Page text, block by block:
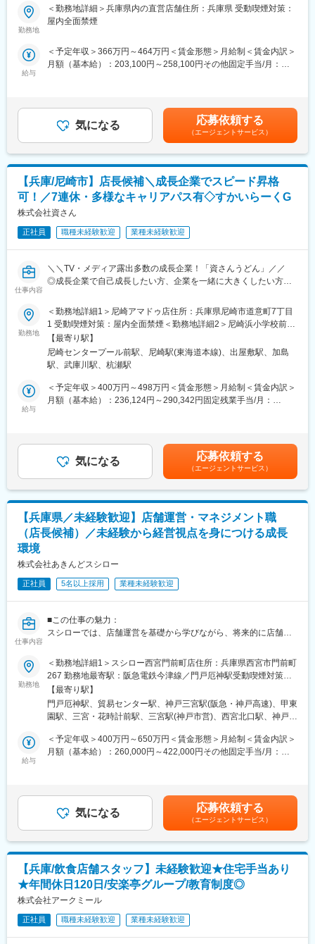
・人事評価：数字だけでは評価しない仕組みとしています。
■当社について：
◎従業員は、日本をはじめ20か国以上の人たちで構成されてお
方々が、食に対する知識と経験を活かして働いています。
◎ゼンショーグループの事業の根幹にあるのが、「マス・マーチ
安定的に提供することを可能にし、食の安全と品質を保証しま
す。
◎当社は、ゼンショーグループの製造会社として、MMDの各工程
変更の範囲：本文参照
■業務内容：
プライム上場コロワイドGが運営、国内外へ400店舗以上展開する
住宅手当や子供手当の手厚い福利厚生や、充実した研修制度、本
部への豊富なキャリアパスなど調理／料理が好きな方であれば必
入社後、4日間の本部研修からスタートし、店舗研修を行います。
その後、キッチン研修を受け、まずは入社60日後の検定合格を目
指します。1年～2年の経験を積み、チーフ、店主とステップアッ
プしていく中で、売上管理・スタッフの育成業務、店舗運営に関
わるマネジメント全般を学び、幅広く活躍して頂きます。
入社時に特別な調理経験・知識は不要です◎
店舗運営や接客サービス、評価方法等が仕組化されており、短期
間で成長いただける環境が整っております。
また、経営の観点から物事を推し進める力やマネジメントスキル
■幅広いキャリアあり：
国内では、複数店舗を統括するスーパーバイザーや教育部門のト
ています。
海外勤務や海外店舗の立ち上げに関わることも可能です。また、
独立支援制度を利用して、オーナー経営者になる道もあります。
■モデル年収：
年収550万円／35歳／SV／入社8年
年収450万円／28歳／店長／入社3年
年収400万円／25歳／チーフ／入社2年
・産前・産後休暇・育児休暇 ※取得実績あり
・5日以上の連続休暇取得可能
います。大戸屋NY店も、ミシュランガイドNYで4年連続紹介され
るほどです。
◎当社は健康経営優良法人に認定されお客様、従業員とその家族
健康経営宣言」を制定。さらなる健康経営推進のため、健康に関
勤務地
＜勤務地詳細＞兵庫県内の直営店舗住所：兵庫県 受動喫煙対策：
屋内全面禁煙
給与
＜予定年収＞366万円～464万円＜賃金形態＞月給制＜賃金内訳＞
月額（基本給）：203,100円～258,100円その他固定手当/月：
業手当＞有＜給与補足＞■月9～11日休みのシフト制■年次有給休
暇、慶弔休暇、育児休業制度、介護休業制度、アニバーサリー休
暇、5日以上の連続休暇取得可賃金はあくまでも目安の金額であ
り、選考を通じて上下する可能性があります。月給(月額)は固定手
当を含めた表記です。
気になる 応募依頼する
（エージェントサービス）
【兵庫/尼崎市】店長候補＼成長企業でスピード昇格
可！／7連休・多様なキャリアパス有◇すかいらーくG
株式会社資さん
正社員 職種未経験歓迎 業種未経験歓迎
仕事内容
＼＼TV・メディア露出多数の成長企業！「資さんうどん」／／
◎成長企業で自己成長したい方、企業を一緒に大きくしたい方歓
◎社員数名＋多人数アルバイトでしっかり休める体制
◎店長年収513万円～／エリア長 年収736万円～
◎すかいらーくグループ入り後、出店加速中！
■数字で分かる『資さん』
◎昇格スピード：店長へは早い方で入社半年、平均1年で昇格。店
長からエリア長へ入社1年半で昇格した実例も複数あります。
◎出店加速によりポスト増加＝昇格機会が豊富！
◎休日休暇制度：リフレッシュ休暇（7連休）取得率100％！特別
◎社員複数名＋アルバイト・パート40～100名体制で負担分散！
（店舗により変動あり／欠勤などによる代理出勤の日も稀にござ
います）
勤務地
＜勤務地詳細1＞尼崎アマドゥ店住所：兵庫県尼崎市道意町7丁目
1 受動喫煙対策：屋内全面禁煙＜勤務地詳細2＞尼崎浜小学校前店
住所：兵庫県尼崎市浜1丁目7-27 受動喫煙対策：屋内全面禁煙変
更の範囲：会社の定める事業所
【最寄り駅】
尼崎センタープール前駅、尼崎駅(東海道本線)、出屋敷駅、加島
駅、武庫川駅、杭瀬駅
給与
＜予定年収＞400万円～498万円＜賃金形態＞月給制＜賃金内訳＞
月額（基本給）：236,124円～290,342円固定残業手当/月：
給：年1回（4月）■賞与：年2回■モデル年収例：・店長年収513万
～・エリア長 年収736万円～賃金はあくまでも目安の金額であ
り、選考を通じて上下する可能性があります。月給(月額)は固定手
当を含めた表記です。
気になる 応募依頼する
（エージェントサービス）
【兵庫県／未経験歓迎】店舗運営・マネジメント職
（店長候補）／未経験から経営視点を身につける成長
環境
株式会社あきんどスシロー
正社員 5名以上採用 業種未経験歓迎
仕事内容
■この仕事の魅力：
スシローでは、店舗運営を基礎から学びながら、将来的に店舗全
・段階的に売上・コスト・人材マネジメントを習得可能／データ
を活用した店舗運営スキルが身につく／現場経験を土台に、将来
的には店舗経営に関わるポジションへ
⇒接客だけでなく、店舗運営やマネジメントまでキャリアを広げ
ていきたい方に最適な環境です。
■なぜ成長できるのか：
・売上・回転率・在庫をリアルタイムで把握できる独自システム
・教育体制とOJTにより段階的に業務を習得
・習熟度に応じてできる業務から順にお任せ
に応じて段階的に業務の幅を広げていきます。
▼初期（オペレーション習得）：ホール・キッチン業務／提供品
質・オペレーション理解
▼将来的に：スタッフ教育・育成／店舗全体の数値管理／改善施
策の立案・実行
⇒段階的にステップアップしながら、店舗運営全体に関われるよ
うになります。
応じて裁量を広げていく文化があります。
・現場判断の幅は経験に応じて拡大／改善提案も段階的にチャレ
勤務地
＜勤務地詳細1＞スシロー西宮門前町店住所：兵庫県西宮市門前町
267 勤務地最寄駅：阪急電鉄今津線／門戸厄神駅受動喫煙対策：
屋内全面禁煙＜勤務地詳細2＞スシロー生田川インター店住所：兵
庫県神戸市中央区浜辺通1丁目1-18 1F 勤務地最寄駅：ポ―トア
イランド線／貿易センター駅受動喫煙対策：屋内全面禁煙＜勤務
区北長狭通2丁目12番13号 勤務地最寄駅：各線／三宮駅受動喫煙
対策：屋内全面禁煙変更の範囲：会社の定める事業所
【最寄り駅】
門戸厄神駅、貿易センター駅、神戸三宮駅(阪急・神戸高速)、甲東
園駅、三宮・花時計前駅、三宮駅(神戸市営)、西宮北口駅、神戸三
給与
＜予定年収＞400万円～650万円＜賃金形態＞月給制＜賃金内訳＞
月額（基本給）：260,000円～422,000円その他固定手当/月：
理者）39歳（月給57万8,000円＋賞与年3回）711万円／店長 34歳
（月給45万1,000円＋賞与年3回）532万円／副店長 29歳（月給34
万3,000円＋賞与3回）賃金はあくまでも目安の金額であり、選考
を通じて上下する可能性があります。月給(月額)は固定手当を含め
た表記です。
気になる 応募依頼する
（エージェントサービス）
【兵庫/飲食店舗スタッフ】未経験歓迎★住宅手当あり
★年間休日120日/安楽亭グループ/教育制度◎
株式会社アークミール
正社員 職種未経験歓迎 業種未経験歓迎